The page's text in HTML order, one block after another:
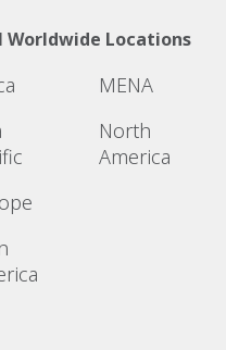
Worldwide Locations
MENA
North
America